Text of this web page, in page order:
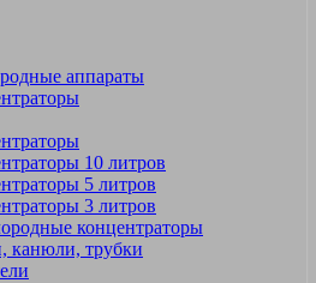
аппараты
10 литров
5 литров
3 литров
концентраторы
канюли, трубки